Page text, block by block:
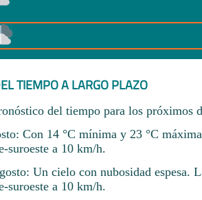
TIEMPO A LARGO PLAZO
del tiempo para los próximos
Con 14 °C mínima y 23 °C
suroeste a 10 km/h.
Un cielo con nubosidad espesa.
suroeste a 10 km/h.